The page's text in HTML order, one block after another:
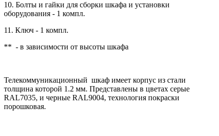
10. Болты и гайки для сборки шкафа и установки
оборудования - 1 компл.
11. Ключ - 1 компл.
** - в зависимости от высоты шкафа
Телекоммуникационный шкаф имеет корпус из стали
толщина которой 1.2 мм. Представлены в цветах серые
RAL7035, и черные RAL9004, технология покраски
порошковая.